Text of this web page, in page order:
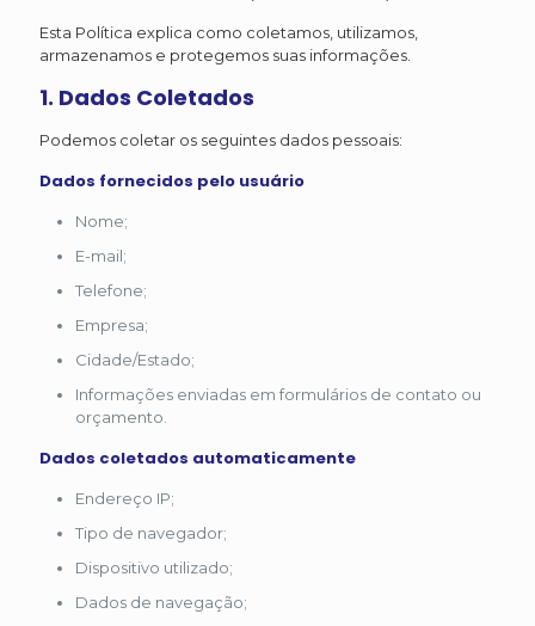
Esta Política explica como coletamos, utilizamos,
armazenamos e protegemos suas informações.
1. Dados Coletados
Podemos coletar os seguintes dados pessoais:
Dados fornecidos pelo usuário
Nome;
E-mail;
Telefone;
Empresa;
Cidade/Estado;
Informações enviadas em formulários de contato ou
orçamento.
Dados coletados automaticamente
Endereço IP;
Tipo de navegador;
Dispositivo utilizado;
Dados de navegação;